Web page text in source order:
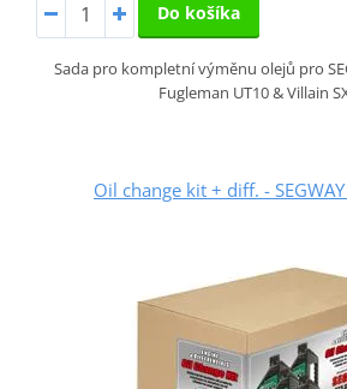
Do košíka
Sada pro kompletní výměnu olejů pro
Fugleman UT10 & Villain
Oil change kit + diff. -